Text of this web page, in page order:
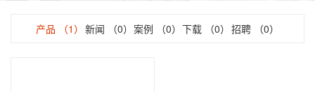
产品 （1） 新闻 （0） 案例 （0） 下载 （0） 招聘 （0）